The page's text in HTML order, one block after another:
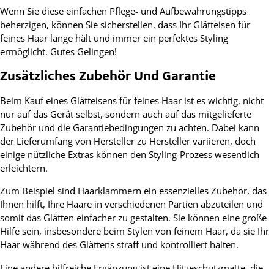
Wenn Sie diese einfachen Pflege- und Aufbewahrungstipps
beherzigen, können Sie sicherstellen, dass Ihr Glätteisen für
feines Haar lange hält und immer ein perfektes Styling
ermöglicht. Gutes Gelingen!
Zusätzliches Zubehör Und Garantie
Beim Kauf eines Glätteisens für feines Haar ist es wichtig, nicht
nur auf das Gerät selbst, sondern auch auf das mitgelieferte
Zubehör und die Garantiebedingungen zu achten. Dabei kann
der Lieferumfang von Hersteller zu Hersteller variieren, doch
einige nützliche Extras können den Styling-Prozess wesentlich
erleichtern.
Zum Beispiel sind Haarklammern ein essenzielles Zubehör, das
Ihnen hilft, Ihre Haare in verschiedenen Partien abzuteilen und
somit das Glätten einfacher zu gestalten. Sie können eine große
Hilfe sein, insbesondere beim Stylen von feinem Haar, da sie Ihr
Haar während des Glättens straff und kontrolliert halten.